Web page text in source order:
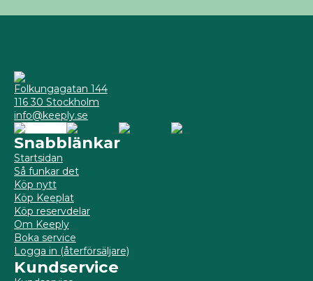
Folkungagatan 144
116 30 Stockholm
info@keeply.se
Snabblänkar
Startsidan
Så funkar det
Köp nytt
Köp Keeplat
Köp reservdelar
Om Keeply
Boka service
Logga in (återförsäljare)
Kundservice